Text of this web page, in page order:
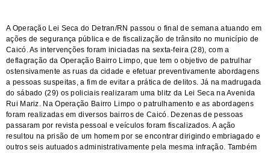
A Operação Lei Seca do Detran/RN passou o final de semana atuando em
ações de segurança pública e de fiscalização de trânsito no município de
Caicó. As intervenções foram iniciadas na sexta-feira (28), com a
deflagração da Operação Bairro Limpo, que tem o objetivo de patrulhar
ostensivamente as ruas da cidade e efetuar preventivamente abordagens
a pessoas suspeitas, a fim de evitar a prática de delitos. Já na madrugada
do sábado (29) os policiais realizaram uma blitz da Lei Seca na Avenida
Rui Mariz. Na Operação Bairro Limpo o patrulhamento e as abordagens
foram realizadas em diversos bairros de Caicó. Dezenas de pessoas
passaram por revista pessoal e veículos foram fiscalizados. A ação
resultou na prisão de um homem por se encontrar dirigindo embriagado e
outros seis autuados administrativamente pela mesma infração. Também